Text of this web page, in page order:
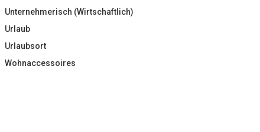
Unternehmerisch (Wirtschaftlich)
Urlaub
Urlaubsort
Wohnaccessoires